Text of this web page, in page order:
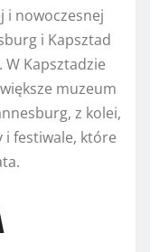
i nowoczesnej
i Kapsztad
Kapsztadzie
muzeum
z kolei,
i festiwale, które